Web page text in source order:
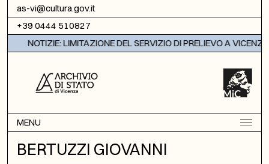
Vai al contenuto
as-vi@cultura.gov.it
+39 0444 510827
NOTIZIE: LIMITAZIONE DEL SERVIZIO DI PRELIEVO A VICENZA
MENU
BERTUZZI GIOVANNI